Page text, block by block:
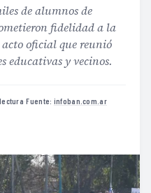
de alumnos de
fidelidad a la
oficial que reunió
educativas y vecinos.
·Fuente: infoban.com.ar